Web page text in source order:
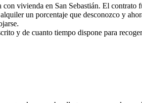
vivienda en San Sebastián. El
un porcentaje que desconozco y
y de cuanto tiempo dispone para